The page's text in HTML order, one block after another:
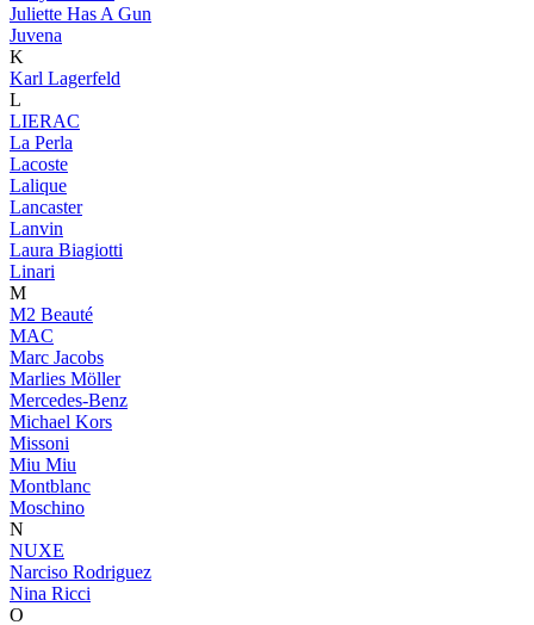
Juliette Has A Gun
Juvena
K
Karl Lagerfeld
L
LIERAC
La Perla
Lacoste
Lalique
Lancaster
Lanvin
Laura Biagiotti
Linari
M
M2 Beauté
MAC
Marc Jacobs
Marlies Möller
Mercedes-Benz
Michael Kors
Missoni
Miu Miu
Montblanc
Moschino
N
NUXE
Narciso Rodriguez
Nina Ricci
O